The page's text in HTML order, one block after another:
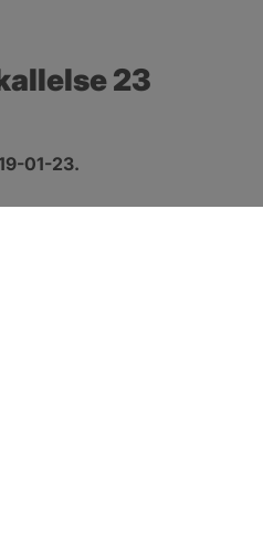
23
01-23.